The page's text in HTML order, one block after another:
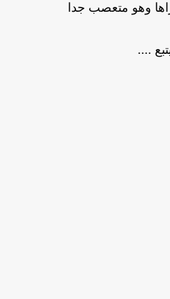
وهو متعصب جدا
....